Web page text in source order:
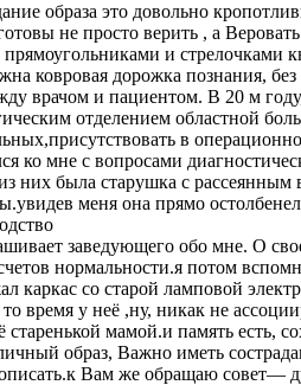
образа это довольно
не просто верить , а
и
ковровая дорожка познания,
врачом и пациентом. В 20 м
отделением областной
в
ко мне с вопросами
них была старушка с
меня она прямо
заведующего обо мне. О
нормальности.я потом
каркас со старой ламповой
у неё ,ну, никак не
старенькой мамой.и память
образ, Важно иметь
Вам же обращаю совет—